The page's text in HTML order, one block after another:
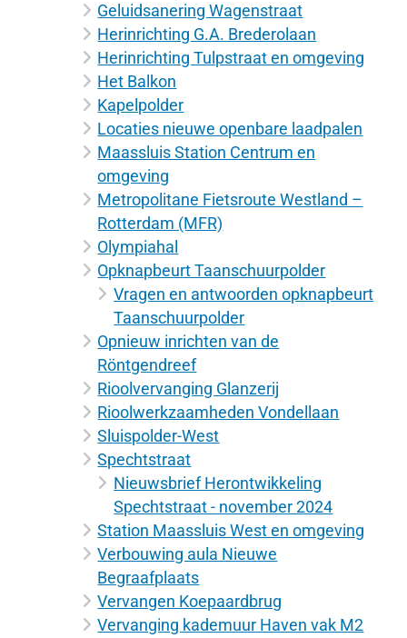
Geluidsanering Wagenstraat
Herinrichting G.A. Brederolaan
Herinrichting Tulpstraat en omgeving
Het Balkon
Kapelpolder
Locaties nieuwe openbare laadpalen
Maassluis Station Centrum en
omgeving
Metropolitane Fietsroute Westland –
Rotterdam (MFR)
Olympiahal
Opknapbeurt Taanschuurpolder
Vragen en antwoorden opknapbeurt
Taanschuurpolder
Opnieuw inrichten van de
Röntgendreef
Rioolvervanging Glanzerij
Rioolwerkzaamheden Vondellaan
Sluispolder-West
Spechtstraat
Nieuwsbrief Herontwikkeling
Spechtstraat - november 2024
Station Maassluis West en omgeving
Verbouwing aula Nieuwe
Begraafplaats
Vervangen Koepaardbrug
Vervanging kademuur Haven vak M2